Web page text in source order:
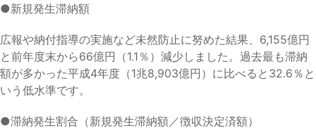
●新規発生滞納額
広報や納付指導の実施など未然防止に努めた結果、6,155億円
と前年度末から66億円（1.1％）減少しました。過去最も滞納
額が多かった平成4年度（1兆8,903億円）に比べると32.6％と
いう低水準です。
●滞納発生割合（新規発生滞納額／徴収決定済額）